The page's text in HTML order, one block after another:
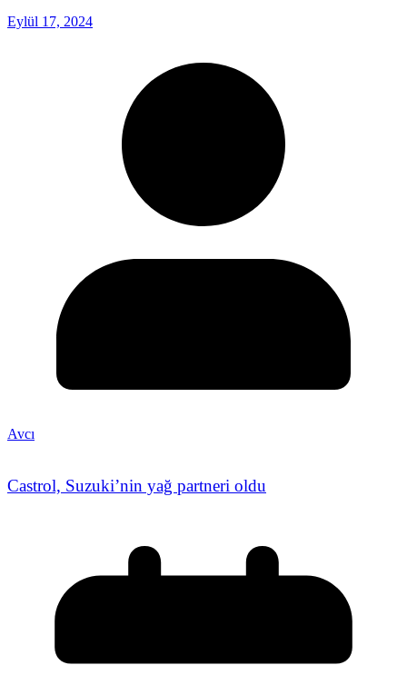
Eylül 17, 2024
Avcı
Castrol, Suzuki’nin yağ partneri oldu